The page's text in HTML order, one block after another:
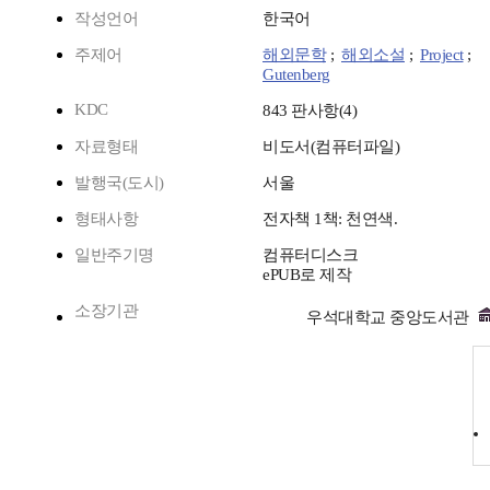
작성언어 한국어
주제어 해외문학; 해외소설 ; Project;
Gutenberg
KDC
843 판사항(4)
자료형태 비도서(컴퓨터파일)
발행국(도시) 서울
형태사항 전자책 1책: 천연색.
일반주기명
컴퓨터디스크
ePUB로 제작
소장기관 우석대학교 중앙도서관